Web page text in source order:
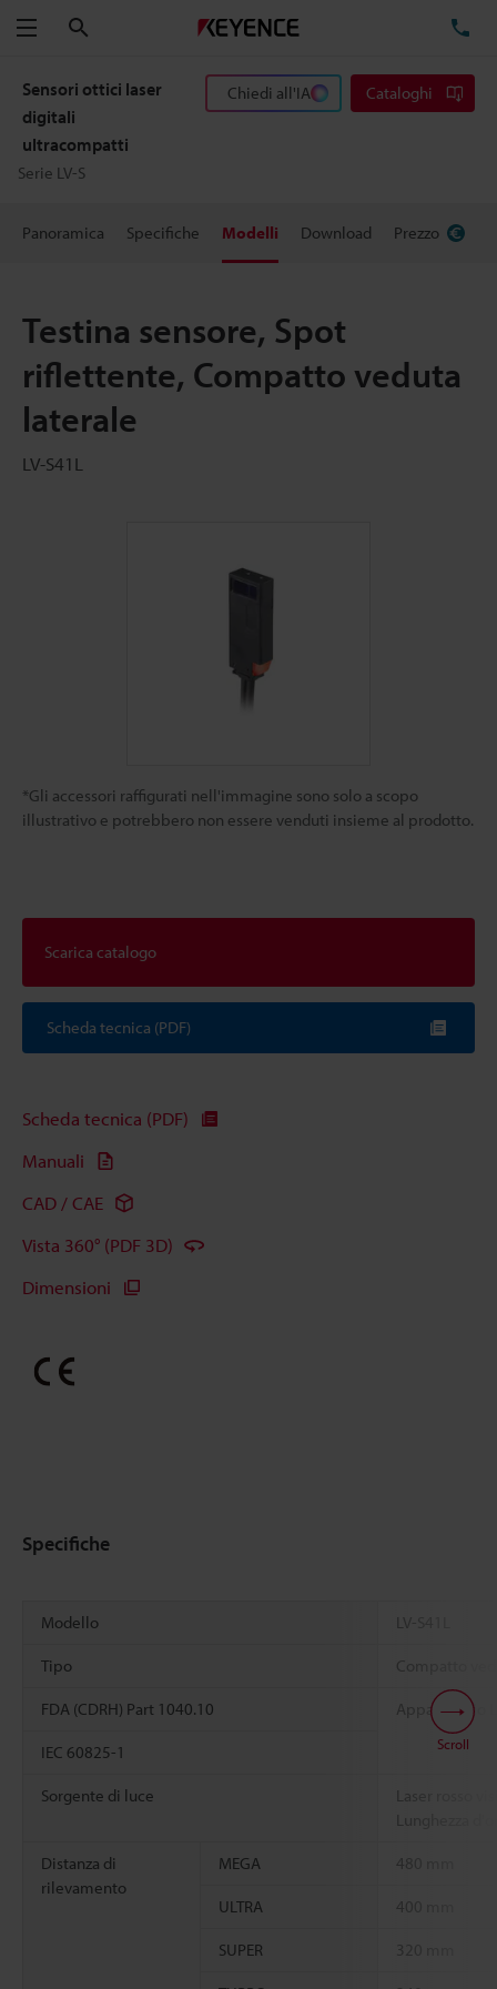
Menu
Sensori ottici laser
digitali
ultracompatti
Serie LV-S
Chiedi all'IA Cataloghi
Panoramica Specifiche Modelli Download Prezzo
Testina sensore, Spot
riflettente, Compatto veduta
laterale
LV-S41L
*Gli accessori raffigurati nell'immagine sono solo a scopo
illustrativo e potrebbero non essere venduti insieme al prodotto.
Scarica catalogo
Scheda tecnica (PDF)
Scheda tecnica (PDF)
Manuali
CAD / CAE
Vista 360° (PDF 3D)
Dimensioni
Specifiche
Modello LV-S41L
Tipo Compatto
FDA (CDRH) Part 1040.10 Apparecchio
IEC 60825-1
Sorgente di luce
Distanza di
rilevamento
MEGA 480 mm
ULTRA 400 mm
SUPER 320 mm
Scroll